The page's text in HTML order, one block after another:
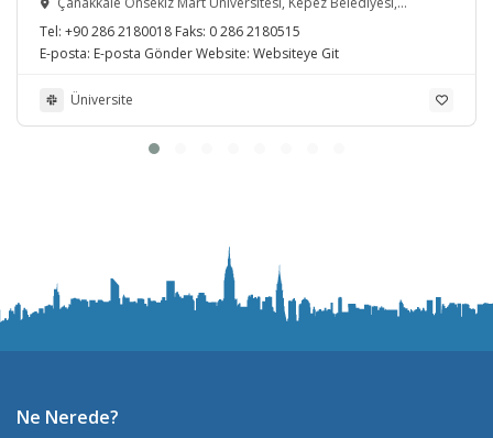
Tel: +90 286 2180018 Faks: 0 286 2180515
E-posta: E-posta GönderWebsite: Websiteye Git
Üniversite
Ne Nerede?